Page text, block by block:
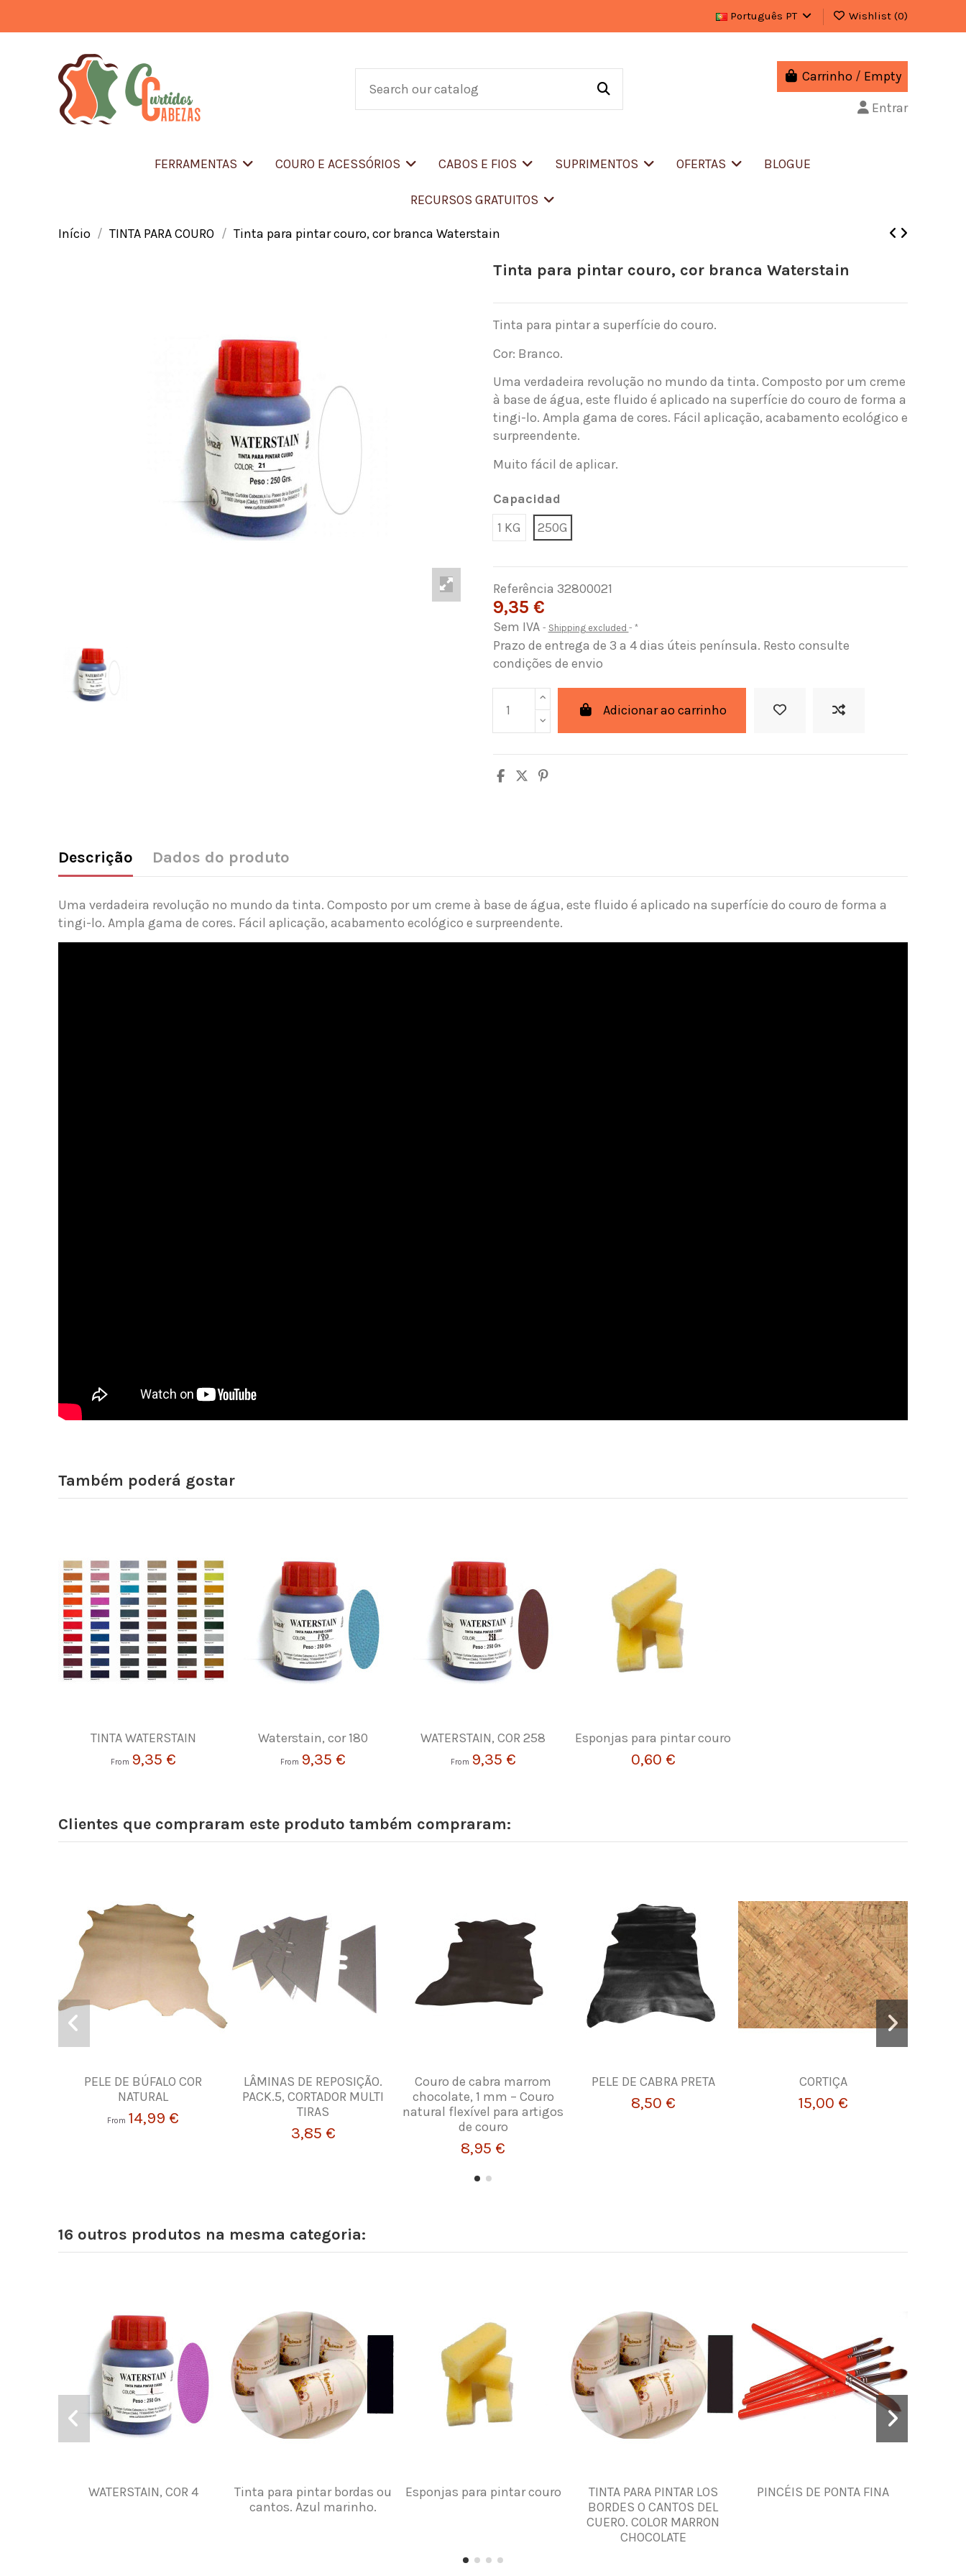
Português PT Wishlist (0)
Carrinho / Empty
Entrar
FERRAMENTAS COURO E ACESSÓRIOS CABOS E FIOS SUPRIMENTOS OFERTAS BLOGUE
RECURSOS GRATUITOS
Início TINTA PARA COURO Tinta para pintar couro, cor branca Waterstain
Tinta para pintar couro, cor branca Waterstain
Tinta para pintar a superfície do couro.
Cor: Branco.
Uma verdadeira revolução no mundo da tinta. Composto por um creme
à base de água, este fluido é aplicado na superfície do couro de forma a
tingi-lo. Ampla gama de cores. Fácil aplicação, acabamento ecológico e
surpreendente.
Muito fácil de aplicar.
Capacidad
1 KG
250G
Referência 32800021
9,35 €
Sem IVA Shipping excluded *
Prazo de entrega de 3 a 4 dias úteis península. Resto consulte
condições de envio
Adicionar ao carrinho
Descrição Dados do produto
Uma verdadeira revolução no mundo da tinta. Composto por um creme à base de água, este fluido é aplicado na superfície do couro de forma a
tingi-lo. Ampla gama de cores. Fácil aplicação, acabamento ecológico e surpreendente.
Também poderá gostar
TINTA WATERSTAIN
From 9,35 €
Waterstain, cor 180
From 9,35 €
WATERSTAIN, COR 258
From 9,35 €
Esponjas para pintar couro
0,60 €
Clientes que compraram este produto também compraram:
PELE DE BÚFALO COR
NATURAL
From 14,99 €
LÂMINAS DE REPOSIÇÃO.
PACK.5, CORTADOR MULTI
TIRAS
3,85 €
Couro de cabra marrom
chocolate, 1 mm – Couro
natural flexível para artigos
de couro
8,95 €
PELE DE CABRA PRETA
8,50 €
CORTIÇA
15,00 €
16 outros produtos na mesma categoria:
WATERSTAIN, COR 4
Tinta para pintar bordas ou
cantos. Azul marinho.
Esponjas para pintar couro
TINTA PARA PINTAR LOS
BORDES O CANTOS DEL
CUERO. COLOR MARRON
CHOCOLATE
PINCÉIS DE PONTA FINA